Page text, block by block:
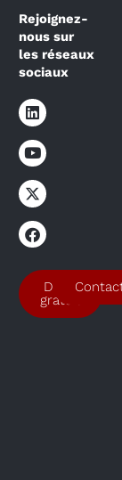
Rejoignez-
nous sur
les réseaux
sociaux
Devis
gratuit